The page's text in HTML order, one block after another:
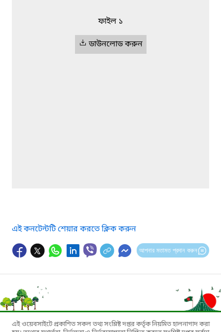
ফাইল ১
ডাউনলোড করুন
এই কনটেন্টটি শেয়ার করতে ক্লিক করুন
আপনার মতামত প্রদান করুন
এই ওয়েবসাইটে প্রকাশিত সকল তথ্য সংশ্লিষ্ট দপ্তর কর্তৃক নিয়মিত হালনাগাদ করা